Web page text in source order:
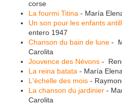
corse
La fourmi Titina - María
Un son pour les enfants
entero 1947
Chanson du bain de lune -
Carolita
Jouvence des Névons -
La reina batata - María
L'échelle des mois -
La chanson du jardinier -
Carolita